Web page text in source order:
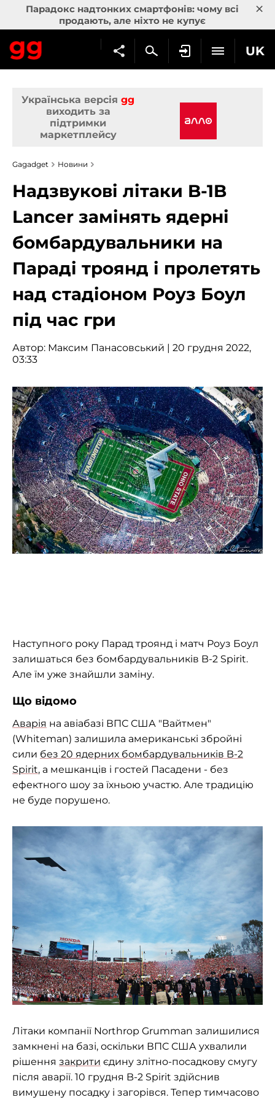
Парадокс надтонких смартфонів: чому всі
продають, але ніхто не купує
×
UK
Українська версія gg
виходить за
підтримки
маркетплейсу
Gagadget Новини
Надзвукові літаки B-1B
Lancer замінять ядерні
бомбардувальники на
Параді троянд і пролетять
над стадіоном Роуз Боул
під час гри
Автор: Максим Панасовський | 20 грудня 2022,
03:33
Наступного року Парад троянд і матч Роуз Боул
залишаться без бомбардувальників B-2 Spirit.
Але їм уже знайшли заміну.
Що відомо
Аварія на авіабазі ВПС США "Вайтмен"
(Whiteman) залишила американські збройні
сили без 20 ядерних бомбардувальників B-2
Spirit, а мешканців і гостей Пасадени - без
ефектного шоу за їхньою участю. Але традицію
не буде порушено.
Літаки компанії Northrop Grumman залишилися
замкнені на базі, оскільки ВПС США ухвалили
рішення закрити єдину злітно-посадкову смугу
після аварії. 10 грудня B-2 Spirit здійснив
вимушену посадку і загорівся. Тепер тимчасово